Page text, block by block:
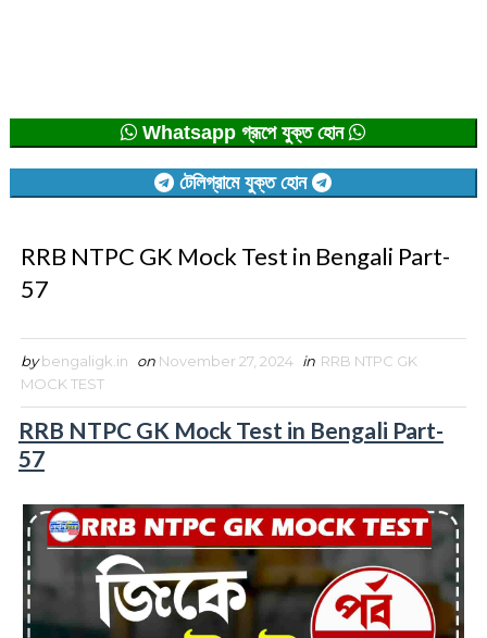
Whatsapp গ্রূপে যুক্ত হোন
টেলিগ্রামে যুক্ত হোন
RRB NTPC GK Mock Test in Bengali Part-
57
by bengaligk.in on November 27, 2024 in RRB NTPC GK
MOCK TEST
RRB NTPC GK Mock Test in Bengali Part-
57